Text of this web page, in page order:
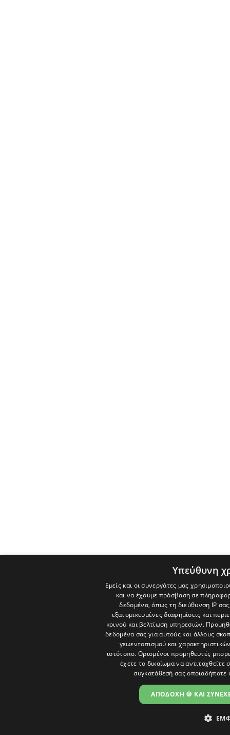
Υπεύθυνη
Εμείς και οι συνεργάτες μας
και να έχουμε πρόσβαση σε
δεδομένα, όπως τη διεύθυνση IP
εξατομικευμένες διαφημίσεις και
κοινού και βελτίωση υπηρεσιών.
δεδομένα σας για αυτούς και άλλους
γεωεντοπισμού και
ιστότοπο. Ορισμένοι προμηθευτές
έχετε το δικαίωμα να αντιταχθείτε
συγκατάθεσή σας οποιαδήποτε
ΑΠΟΔΟΧΗ 🍪 ΚΑΙ